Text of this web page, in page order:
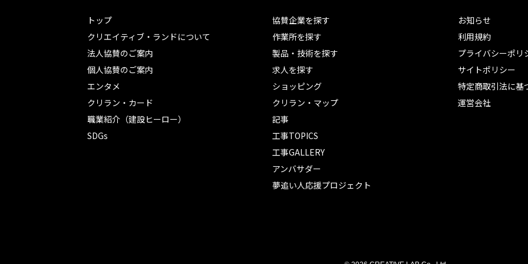
トップ
クリエイティブ・ランドについて
法人協賛のご案内
個人協賛のご案内
エンタメ
クリラン・カード
職業紹介（建設ヒーロー）
SDGs
協賛企業を探す
作業所を探す
製品・技術を探す
求人を探す
ショッピング
クリラン・マップ
記事
工事TOPICS
工事GALLERY
アンバサダー
夢追い人応援プロジェクト
お知らせ
利用規約
プライバシーポリ
サイトポリシー
特定商取引法に基
運営会社